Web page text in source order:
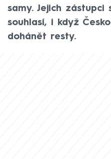
samy. Jejich zástupci
souhlasí, i když
dohánět resty.